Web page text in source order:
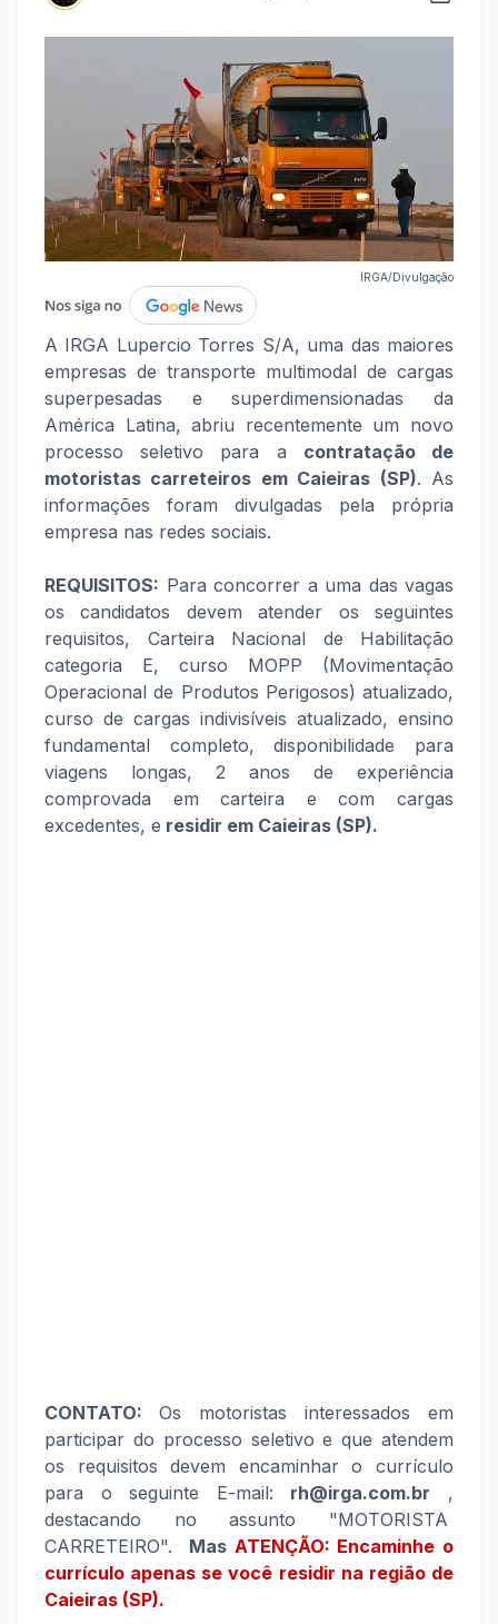
IRGA/Divulgação
A IRGA Lupercio Torres S/A, uma das maiores
empresas de transporte multimodal de cargas
superpesadas e superdimensionadas da
América Latina, abriu recentemente um novo
processo seletivo para a contratação de
motoristas carreteiros em Caieiras (SP). As
informações foram divulgadas pela própria
empresa nas redes sociais.
REQUISITOS: Para concorrer a uma das vagas
os candidatos devem atender os seguintes
requisitos, Carteira Nacional de Habilitação
categoria E, curso MOPP (Movimentação
Operacional de Produtos Perigosos) atualizado,
curso de cargas indivisíveis atualizado, ensino
fundamental completo, disponibilidade para
viagens longas, 2 anos de experiência
comprovada em carteira e com cargas
excedentes, e residir em Caieiras (SP).
CONTATO: Os motoristas interessados em
participar do processo seletivo e que atendem
os requisitos devem encaminhar o currículo
para o seguinte E-mail: rh@irga.com.br ,
destacando no assunto "MOTORISTA
CARRETEIRO". Mas ATENÇÃO: Encaminhe o
currículo apenas se você residir na região de
Caieiras (SP).